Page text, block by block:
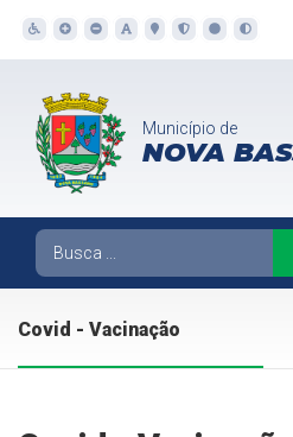
Município de
NOVA
Covid - Vacinação